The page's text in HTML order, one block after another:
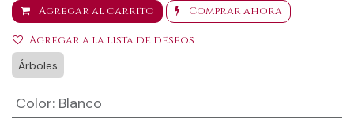
Agregar al carrito Comprar ahora
Agregar a la lista de deseos
Árboles
Color: Blanco